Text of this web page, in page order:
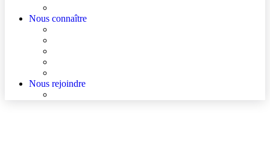
Nous connaître
Nous rejoindre